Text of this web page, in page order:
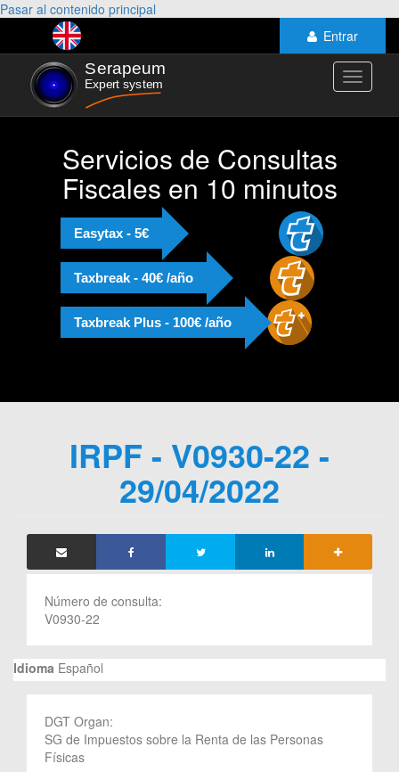
Pasar al contenido principal
Entrar
Toggle
Servicios de Consultas
Fiscales en 10 minutos
Easytax - 5€
Taxbreak - 40€ /año
Taxbreak Plus - 100€ /año
IRPF - V0930-22 -
29/04/2022
Número de consulta:
V0930-22
Idioma Español
DGT Organ:
SG de Impuestos sobre la Renta de las Personas
Físicas